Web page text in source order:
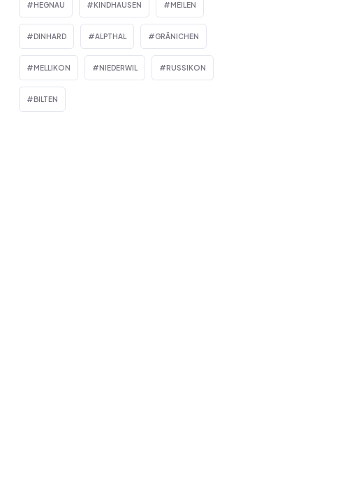
HEGNAU KINDHAUSEN MEILEN
DINHARD ALPTHAL GRÄNICHEN
MELLIKON NIEDERWIL RUSSIKON
BILTEN